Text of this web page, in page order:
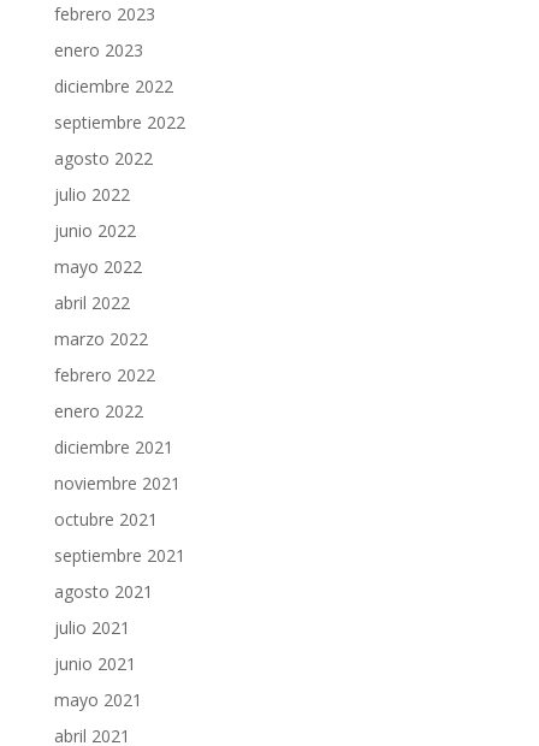
febrero 2023
enero 2023
diciembre 2022
septiembre 2022
agosto 2022
julio 2022
junio 2022
mayo 2022
abril 2022
marzo 2022
febrero 2022
enero 2022
diciembre 2021
noviembre 2021
octubre 2021
septiembre 2021
agosto 2021
julio 2021
junio 2021
mayo 2021
abril 2021